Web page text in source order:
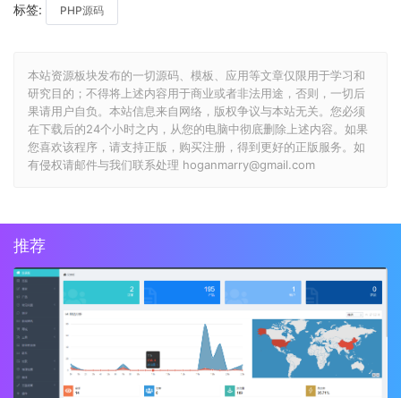
标签: PHP源码
本站资源板块发布的一切源码、模板、应用等文章仅限用于学习和
研究目的；不得将上述内容用于商业或者非法用途，否则，一切后
果请用户自负。本站信息来自网络，版权争议与本站无关。您必须
在下载后的24个小时之内，从您的电脑中彻底删除上述内容。如果
您喜欢该程序，请支持正版，购买注册，得到更好的正版服务。如
有侵权请邮件与我们联系处理 hoganmarry@gmail.com
推荐